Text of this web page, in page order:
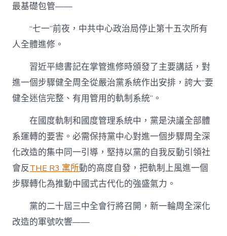
最基礎包管——
“七一”前夜，中共中心政治局停止第十五次所有
人全體進修。
習近平總書記在掌管進修時頒發了主要講話，對
進一個步驟健全周全從嚴治黨系統作出安排，誇大“要
健全迷信完整、有用管用的軌制系統”。
在國度軌制和國度管理系統中，黨是決議全部體
系運轉的要害。必需保持黨中心對進一個步驟周全深
化改造的集中同一引導，堅持以黨的自我反動引領社
會反THE R3 寓所動的高度自發，把軌制上風進一個
步驟轉化為推動中國式古代化的強盛氣力。
黨的二十屆三中全會行將召開，新一輪周全深化
改造的軍號吹響——